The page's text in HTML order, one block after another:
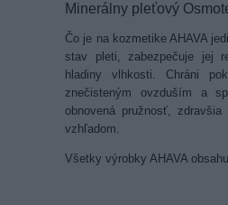
Minerálny pleťový
Čo je na kozmetike AHAVA
stav pleti, zabezpečuje jej
hladiny vlhkosti. Chráni
znečisteným ovzduším a
obnovená pružnosť,
vzhľadom.
Všetky výrobky AHAVA